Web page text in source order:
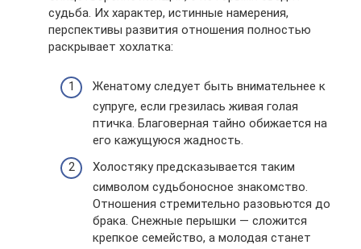
судьба. Их характер, истинные намерения,
перспективы развития отношения полностью
раскрывает хохлатка:
Женатому следует быть внимательнее к
супруге, если грезилась живая голая
птичка. Благоверная тайно обижается на
его кажущуюся жадность.
Холостяку предсказывается таким
символом судьбоносное знакомство.
Отношения стремительно разовьются до
брака. Снежные перышки — сложится
крепкое семейство, а молодая станет